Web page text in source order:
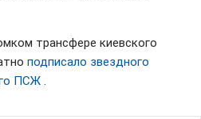
трансфере киевского
подписало звездного
ПСЖ